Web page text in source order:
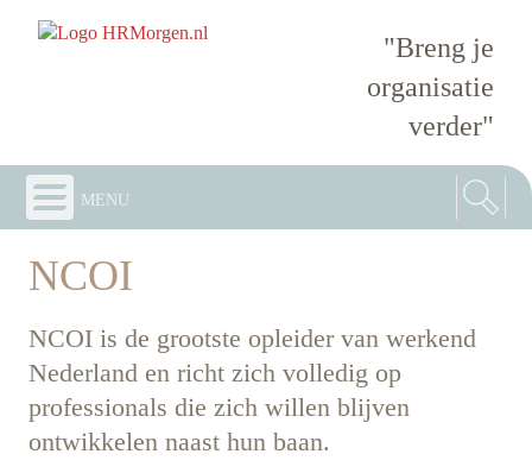
"Breng je
organisatie
verder"
menu
NCOI
NCOI is de grootste opleider van werkend
Nederland en richt zich volledig op
professionals die zich willen blijven
ontwikkelen naast hun baan.